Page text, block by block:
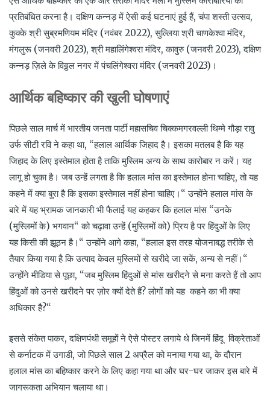
प्रतिबंधित करना है। दक्षिण कन्नड़ में ऐसी कई घटनाएं हुई हैं, चंपा शस्ती उत्सव,
कुक्के श्री सुब्रमणियम मंदिर (नवंबर 2022), सुल्लिया श्री चाणकेश्वा मंदिर,
मंगलुरू (जनवरी 2023), श्री महालिंगेश्वरा मंदिर, कावुरु (जनवरी 2023), दक्षिण
कन्नड़ ज़िले के विठ्ठल नगर में पंचलिंगेश्वरा मंदिर (जनवरी 2023)।
आर्थिक बहिष्कार की खुली घोषणाएं
पिछले साल मार्च में भारतीय जनता पार्टी महासचिव चिक्कमगरवल्ली थिम्मे गौड़ा रावु
उर्फ सीटी रवि ने कहा था, “हलाल आर्थिक जिहाद है। इसका मतलब है कि यह
जिहाद के लिए इस्तेमाल होता है ताकि मुस्लिम अन्य के साथ कारोबार न करें। यह
लागू हो चुका है। जब उन्हें लगता है कि हलाल मांस का इस्तेमाल होना चाहिए, तो यह
कहने में क्या बुरा है कि इसका इस्तेमाल नहीं होना चाहिए।“ उन्होंने हलाल मांस के
बारे में यह भ्रामक जानकारी भी फैलाई यह कहकर कि हलाल मांस “उनके
(मुस्लिमों के) भगवान“ को चढ़ावा उन्हें (मुस्लिमों को) प्रिय है पर हिंदुओं के लिए
यह किसी की झूठन है।“ उन्होंने आगे कहा, “हलाल इस तरह योजनाबद्ध तरीके से
तैयार किया गया है कि उत्पाद केवल मुस्लिमों से खरीदे जा सकें, अन्य से नहीं।“
उन्होंने मीडिया से पूछा, “जब मुस्लिम हिंदुओं से मांस खरीदने से मना करते हैं तो आप
हिंदुओं को उनसे खरीदने पर ज़ोर क्यों देते हैं? लोगों को यह कहने का भी क्या
अधिकार है?“
इससे संकेत पाकर, दक्षिणपंथी समूहों ने ऐसे पोस्टर लगाये थे जिनमें हिंदू विक्रेताओं
से कर्नाटक में उगाडी, जो पिछले साल 2 अप्रैल को मनाया गया था, के दौरान
हलाल मांस का बहिष्कार करने के लिए कहा गया था और घर-घर जाकर इस बारे में
जागरूकता अभियान चलाया था।